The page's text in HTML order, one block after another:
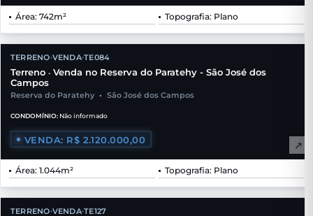
Área: 742m² Topografia: Plano
TERRENO•VENDA•TE084
Terreno • Venda no Reserva do Paratehy - São José dos
Campos
Reserva do Paratehy • São José dos Campos
CONDOMÍNIO: Não informado
VENDA: R$ 2.120.000,00 ↗
Área: 1.044m² Topografia: Plano
TERRENO•VENDA•TE127